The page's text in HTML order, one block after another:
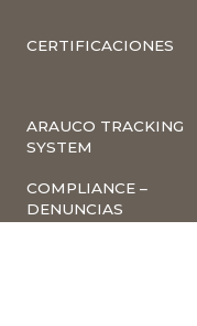
CERTIFICACIONES
ARAUCO TRACKING
SYSTEM
COMPLIANCE –
DENUNCIAS